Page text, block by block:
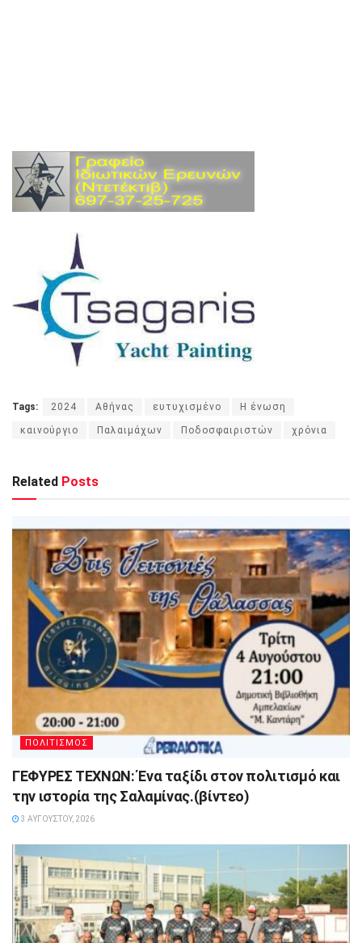
Tags: 2024 Αθήνας ευτυχισμένο Η ένωση
καινούργιο Παλαιμάχων Ποδοσφαιριστών χρόνια
Related Posts
ΠΟΛΙΤΙΣΜΟΣ
ΓΕΦΥΡΕΣ ΤΕΧΝΩΝ: Ένα ταξίδι στον πολιτισμό και
την ιστορία της Σαλαμίνας.(βίντεο)
3 ΑΥΓΟΎΣΤΟΥ, 2026